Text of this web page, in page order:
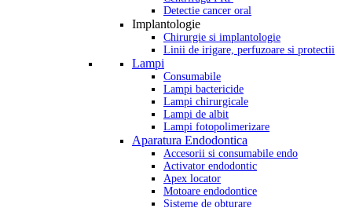
Detectie cancer oral
Implantologie
Chirurgie si implantologie
Linii de irigare, perfuzoare si protectii
Lampi
Consumabile
Lampi bactericide
Lampi chirurgicale
Lampi de albit
Lampi fotopolimerizare
Aparatura Endodontica
Accesorii si consumabile endo
Activator endodontic
Apex locator
Motoare endodontice
Sisteme de obturare